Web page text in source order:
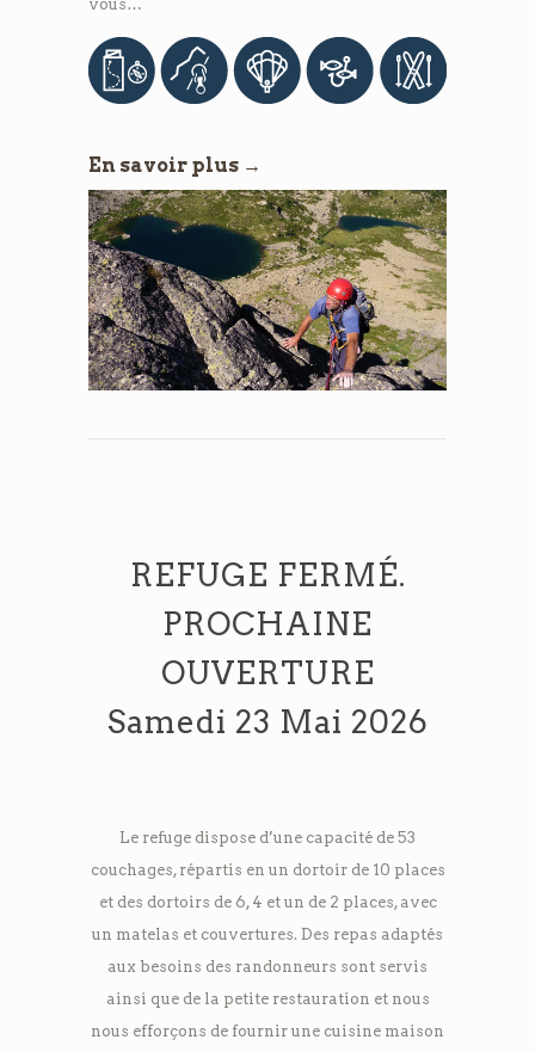
vous…
En savoir plus →
REFUGE FERMÉ.
PROCHAINE
OUVERTURE
Samedi 23 Mai 2026
Le refuge dispose d’une capacité de 53
couchages, répartis en un dortoir de 10 places
et des dortoirs de 6, 4 et un de 2 places, avec
un matelas et couvertures. Des repas adaptés
aux besoins des randonneurs sont servis
ainsi que de la petite restauration et nous
nous efforçons de fournir une cuisine maison